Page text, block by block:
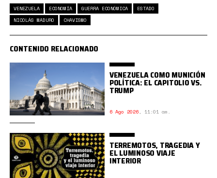
VENEZUELA ECONOMÍA GUERRA ECONÓMICA
ESTADO
NICOLÁS MADURO
CHAVISMO
CONTENIDO RELACIONADO
VENEZUELA COMO MUNICIÓN
POLÍTICA: EL CAPITOLIO VS.
TRUMP
6 Ago 2026, 11:01 am.
TERREMOTOS, TRAGEDIA Y
EL LUMINOSO VIAJE
INTERIOR